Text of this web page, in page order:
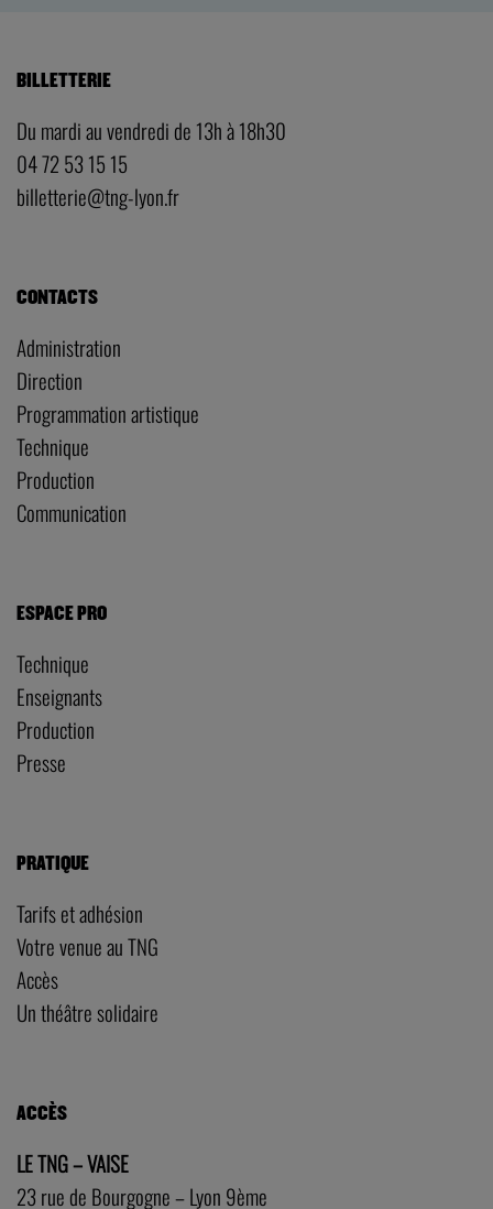
BILLETTERIE
Du mardi au vendredi de 13h à 18h30
04 72 53 15 15
billetterie@tng-lyon.fr
CONTACTS
Administration
Direction
Programmation artistique
Technique
Production
Communication
ESPACE PRO
Technique
Enseignants
Production
Presse
PRATIQUE
Tarifs et adhésion
Votre venue au TNG
Accès
Un théâtre solidaire
ACCÈS
LE TNG – VAISE
23 rue de Bourgogne – Lyon 9ème